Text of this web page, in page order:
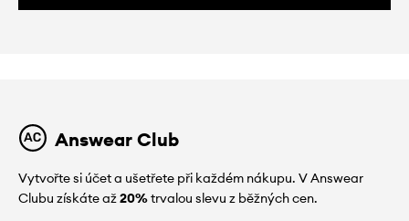
Answear Club
Vytvořte si účet a ušetřete při každém nákupu. V Answear
Clubu získáte až20%trvalou slevu z běžných cen.